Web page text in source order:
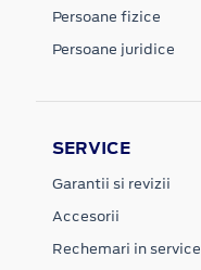
Persoane fizice
Persoane juridice
SERVICE
Garantii si revizii
Accesorii
Rechemari in service